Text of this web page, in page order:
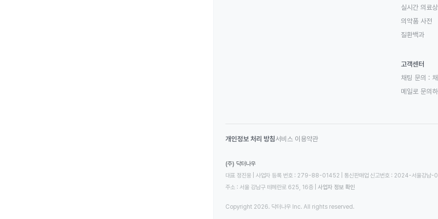
실시간 의료
의약품 사전
질환백과
고객센터
채팅 문의 :
메일로 문의하
개인정보 처리 방침서비스 이용약관
(주) 닥터나우
대표 정진웅 | 사업자 등록 번호 : 279-88-01452 | 통신판매업 신고번호 : 2024-서울강남
주소 : 서울 강남구 테헤란로 625, 16층
사업자 정보 확인
Copyright 2026. 닥터나우 Inc. All rights reserved.